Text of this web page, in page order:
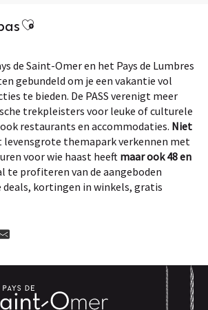
Ajouter aux favoris
de Saint-Omer en het Pays de Lumbres
gebundeld om je een vakantie vol
te bieden. De PASS verenigt meer
trekpleisters voor leuke of culturele
restaurants en accommodaties. Niet
levensgrote themapark verkennen met
voor wie haast heeft maar ook 48 en
te profiteren van de aangeboden
kortingen in winkels, gratis